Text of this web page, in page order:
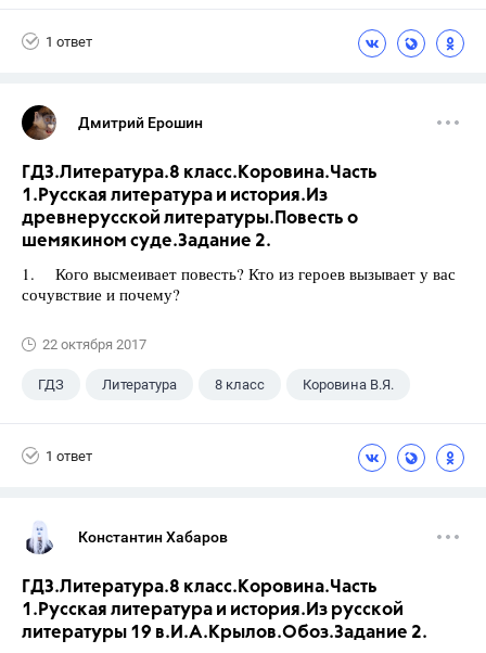
1 ответ
Дмитрий Ерошин
ГДЗ.Литература.8 класс.Коровина.Часть
1.Русская литература и история.Из
древнерусской литературы.Повесть о
шемякином суде.Задание 2.
1. Кого высмеивает повесть? Кто из героев вызывает у вас
сочувствие и почему?
22 октября 2017
ГДЗ Литература 8 класс Коровина В.Я.
1 ответ
Константин Хабаров
ГДЗ.Литература.8 класс.Коровина.Часть
1.Русская литература и история.Из русской
литературы 19 в.И.А.Крылов.Обоз.Задание 2.